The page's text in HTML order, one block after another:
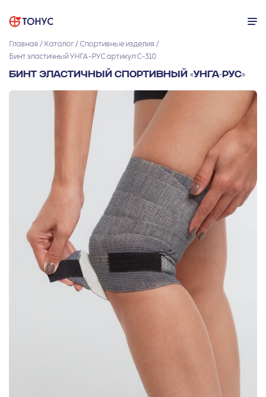
Главная Каталог
Спортивные изделия
Бинт эластичный УНГА-РУС артикул С-310
БИНТ ЭЛАСТИЧНЫЙ СПОРТИВНЫЙ «УНГА-РУС»